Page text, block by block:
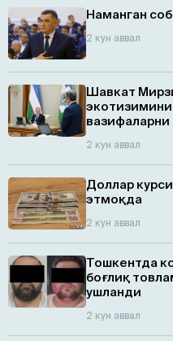
Наманган
2 кун аввал
Шавкат
вазифаларни
2 кун аввал
Доллар
этмоқда
2 кун аввал
Тошкентда
боғлиқ
ушланди
2 кун аввал